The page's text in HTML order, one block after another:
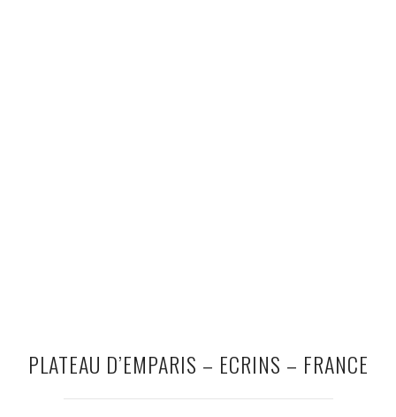
PLATEAU D’EMPARIS – ECRINS – FRANCE